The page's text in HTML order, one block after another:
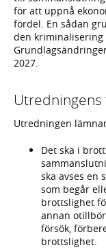
för att uppnå
fördel. En sådan
den kriminalisering
2027.
Utredningens
Utredningen
Det ska i
ska avses en
som begår
brottslighet
annan
försök,
brottslighet.